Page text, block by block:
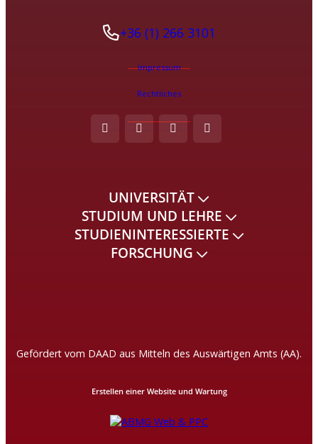
+36 (1) 266 3101
Impressum
Rechtliches
UNIVERSITÄT
STUDIUM UND LEHRE
STUDIENINTERESSIERTE
FORSCHUNG
Gefördert vom DAAD aus Mitteln des Auswärtigen Amts (AA).
Erstellen einer Website und Wartung